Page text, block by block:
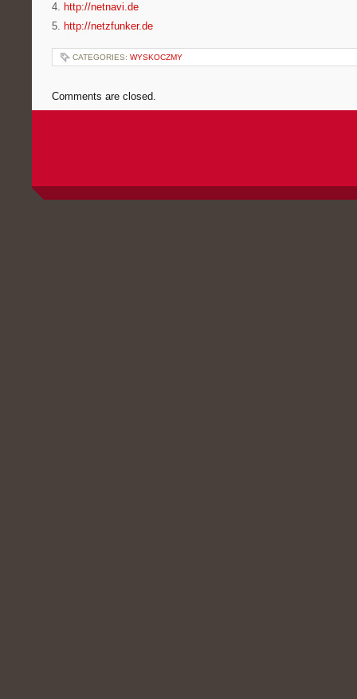
4. http://netnavi.de
5. http://netzfunker.de
CATEGORIES: WYSKOCZMY
Comments are closed.